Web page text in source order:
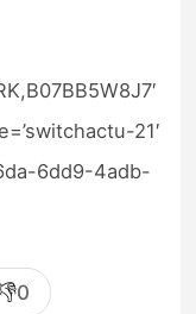
21′
6dd9-4adb-
0